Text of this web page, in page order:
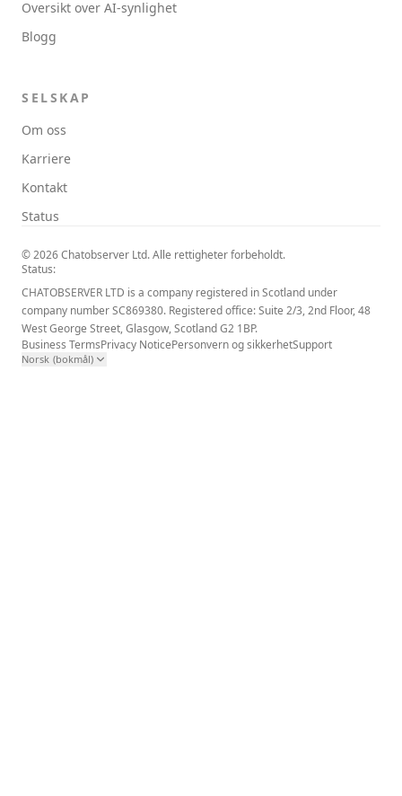
Oversikt over AI-synlighet
Blogg
SELSKAP
Om oss
Karriere
Kontakt
Status
© 2026 Chatobserver Ltd. Alle rettigheter forbeholdt.
Status:
CHATOBSERVER LTD is a company registered in Scotland under
company number SC869380. Registered office: Suite 2/3, 2nd Floor, 48
West George Street, Glasgow, Scotland G2 1BP.
Business TermsPrivacy NoticePersonvern og sikkerhetSupport
Norsk (bokmål)